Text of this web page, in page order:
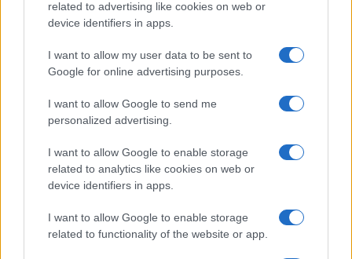
related to advertising like cookies on web or
device identifiers in apps.
I want to allow my user data to be sent to
Google for online advertising purposes.
I want to allow Google to send me
personalized advertising.
I want to allow Google to enable storage
related to analytics like cookies on web or
device identifiers in apps.
I want to allow Google to enable storage
related to functionality of the website or app.
borsa
ARTICOLI CORRELATI
Borsa firmata? Ennesima fake news contro Conte e
la compagna